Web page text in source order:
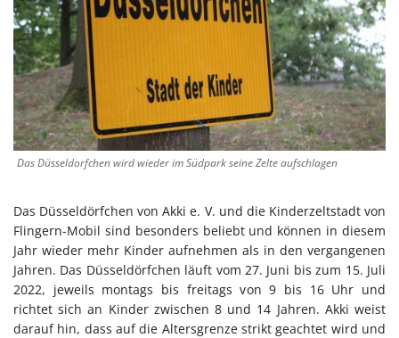
Das Düsseldorfchen wird wieder im Südpark seine Zelte aufschlagen
Das Düsseldörfchen von Akki e. V. und die Kinderzeltstadt von
Flingern-Mobil sind besonders beliebt und können in diesem
Jahr wieder mehr Kinder aufnehmen als in den vergangenen
Jahren. Das Düsseldörfchen läuft vom 27. Juni bis zum 15. Juli
2022, jeweils montags bis freitags von 9 bis 16 Uhr und
richtet sich an Kinder zwischen 8 und 14 Jahren. Akki weist
darauf hin, dass auf die Altersgrenze strikt geachtet wird und